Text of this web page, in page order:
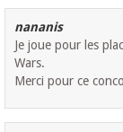
nananis
Je joue pour les
Wars.
Merci pour ce